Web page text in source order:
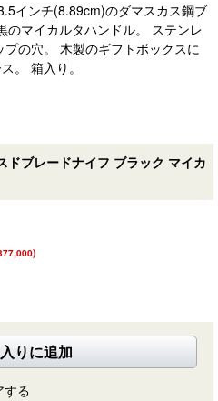
インチ(8.89cm)のダマスカス鋼ブ
のマイカルタハンドル。 ステンレ
の穴。 木製のギフトボックスに
。 箱入り。
ドブレードナイフ ブラック マイカ
りに追加
する